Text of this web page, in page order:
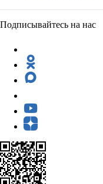
Подписывайтесь на нас